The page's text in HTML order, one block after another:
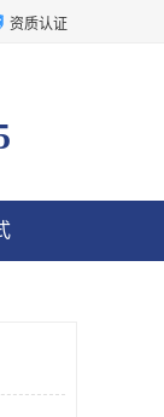
资质认证